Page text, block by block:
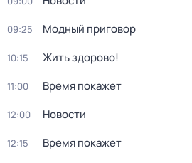
09:25 Модный приговор
10:15 Жить здорово!
11:00 Время покажет
12:00 Новости
12:15 Время покажет